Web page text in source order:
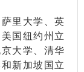
里大学、英
国纽约州立
大学、清华
新加坡国立